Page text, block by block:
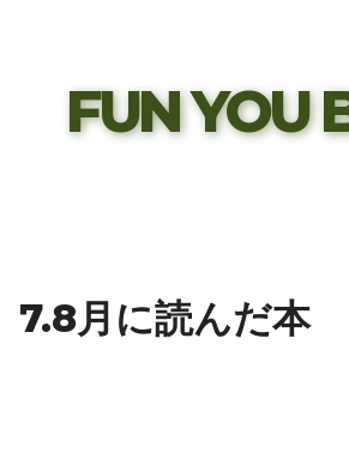
FUN YOU
7.8月に読んだ本